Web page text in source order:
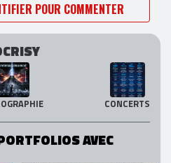
POUR COMMENTER
CONCERTS
AVEC